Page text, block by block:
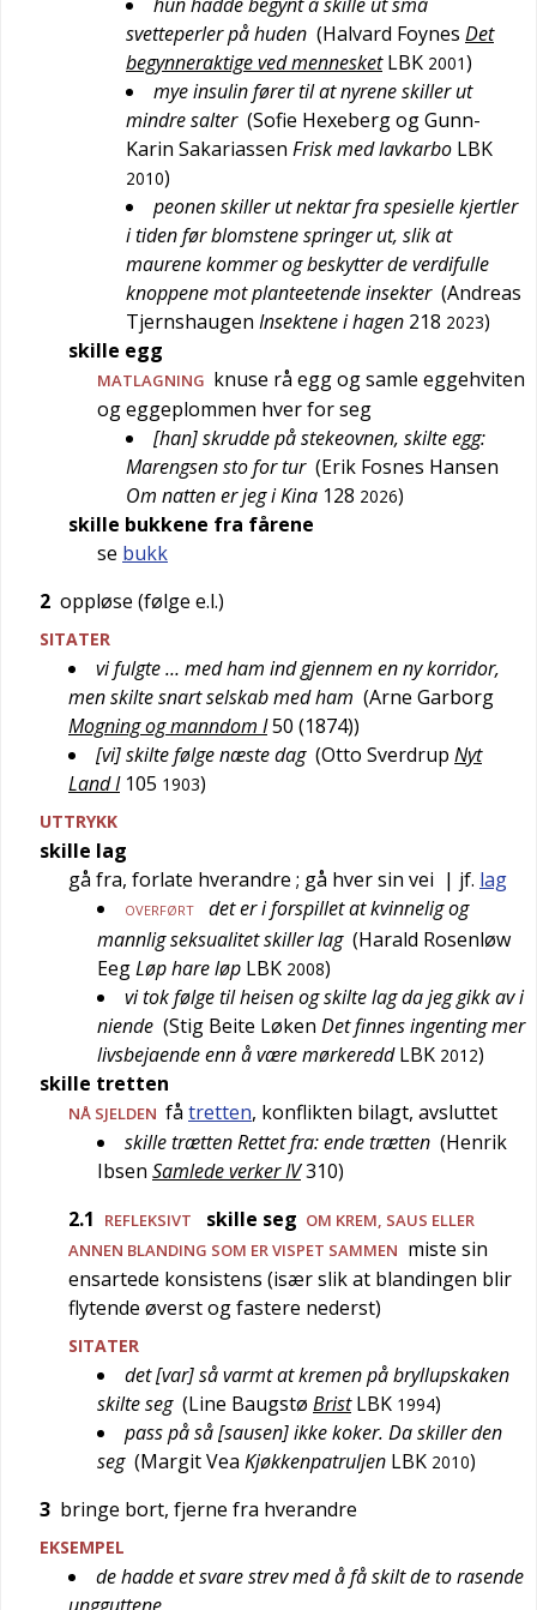
svetteperler på huden (Halvard Foynes Det
begynneraktige ved mennesket LBK 2001)
mye insulin fører til at nyrene skiller ut
mindre salter (Sofie Hexeberg og Gunn-
Karin Sakariassen Frisk med lavkarbo LBK
2010)
peonen skiller ut nektar fra spesielle kjertler
i tiden før blomstene springer ut, slik at
maurene kommer og beskytter de verdifulle
knoppene mot planteetende insekter (Andreas
Tjernshaugen Insektene i hagen 218 2023)
skille egg
MATLAGNING knuse rå egg og samle eggehviten
og eggeplommen hver for seg
[han] skrudde på stekeovnen, skilte egg:
Marengsen sto for tur (Erik Fosnes Hansen
Om natten er jeg i Kina 128 2026)
skille bukkene fra fårene
se bukk
2 oppløse (følge e.l.)
SITATER
vi fulgte … med ham ind gjennem en ny korridor,
men skilte snart selskab med ham (Arne Garborg
Mogning og manndom I50 (1874))
[vi] skilte følge næste dag (Otto Sverdrup Nyt
Land I 105 1903)
UTTRYKK
skille lag
gå fra, forlate hverandre ; gå hver sin vei | jf. lag
OVERFØRT
det er i forspillet at kvinnelig og
mannlig seksualitet skiller lag (Harald Rosenløw
EegLøp hare løp LBK 2008)
vi tok følge til heisen og skilte lag da jeg gikk av i
niende (Stig Beite Løken Det finnes ingenting mer
livsbejaende enn å være mørkeredd LBK 2012)
skille tretten
NÅ SJELDEN få tretten, konflikten bilagt, avsluttet
skille trætten Rettet fra: ende trætten (Henrik
Ibsen Samlede verker IV310)
2.1
REFLEKSIVT skille seg OM KREM, SAUS ELLER
ANNEN BLANDING SOM ER VISPET SAMMEN miste sin
ensartede konsistens (især slik at blandingen blir
flytende øverst og fastere nederst)
SITATER
det [var] så varmt at kremen på bryllupskaken
skilte seg (Line Baugstø Brist LBK 1994)
pass på så [sausen] ikke koker. Da skiller den
seg (Margit Vea Kjøkkenpatruljen LBK 2010)
3 bringe bort, fjerne fra hverandre
EKSEMPEL
de hadde et svare strev med å få skilt de to rasende